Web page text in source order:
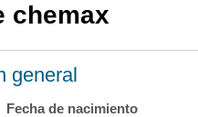
chemax
general
Fecha de nacimiento